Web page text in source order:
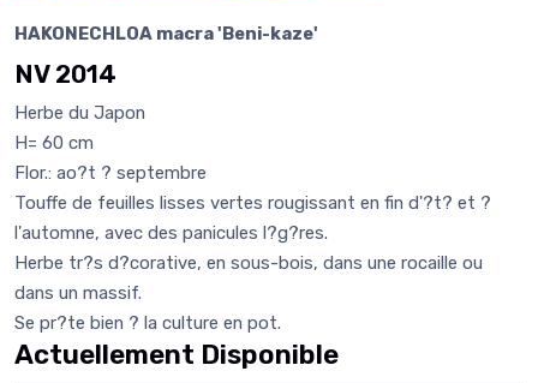
HAKONECHLOA macra 'Beni-kaze'
NV 2014
Herbe du Japon
H= 60 cm
Flor.: ao?t ? septembre
Touffe de feuilles lisses vertes rougissant en fin d'?t? et ?
l'automne, avec des panicules l?g?res.
Herbe tr?s d?corative, en sous-bois, dans une rocaille ou
dans un massif.
Se pr?te bien ? la culture en pot.
Actuellement Disponible